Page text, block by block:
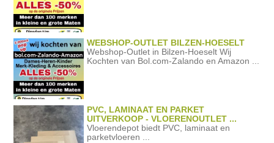
WEBSHOP-OUTLET BILZEN-HOESELT
Webshop-Outlet in Bilzen-Hoeselt Wij
Kochten van Bol.com-Zalando en Amazon ...
PVC, LAMINAAT EN PARKET
UITVERKOOP - VLOERENOUTLET ...
Vloerendepot biedt PVC, laminaat en
parketvloeren ...